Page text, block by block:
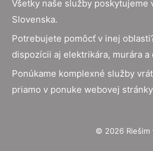
Všetky naše služby poskytujeme
Slovenska.
Potrebujete pomôcť v inej
dispozícii aj elektrikára, murára
Ponúkame komplexné služby
priamo v ponuke webovej
© 2026 Riešim